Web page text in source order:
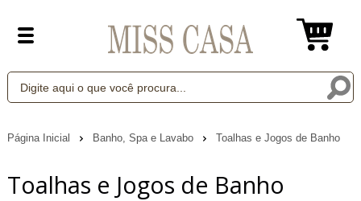
Página Inicial Banho, Spa e Lavabo Toalhas e Jogos de Banho
Toalhas e Jogos de Banho